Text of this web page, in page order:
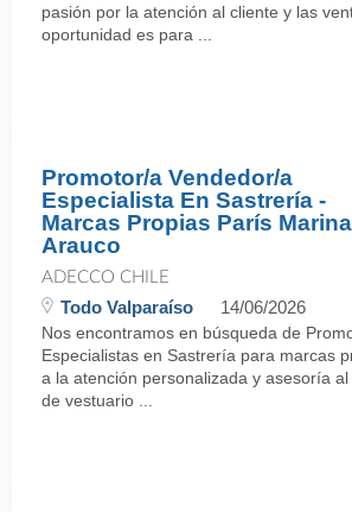
pasión por la atención al cliente y las
oportunidad es para ...
Promotor/a Vendedor/a
Especialista En Sastrería -
Marcas Propias París Marina
Arauco
ADECCO CHILE
Todo Valparaíso 14/06/2026
Nos encontramos en búsqueda de
Especialistas en Sastrería para marcas
a la atención personalizada y asesoría
de vestuario ...